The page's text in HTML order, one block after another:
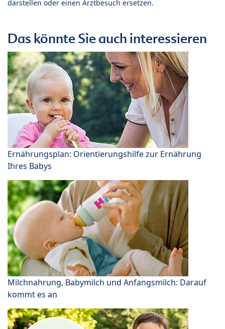
darstellen oder einen Arztbesuch ersetzen.
Das könnte Sie auch interessieren
Ernährungsplan: Orientierungshilfe zur Ernährung
Ihres Babys
Milchnahrung, Babymilch und Anfangsmilch: Darauf
kommt es an